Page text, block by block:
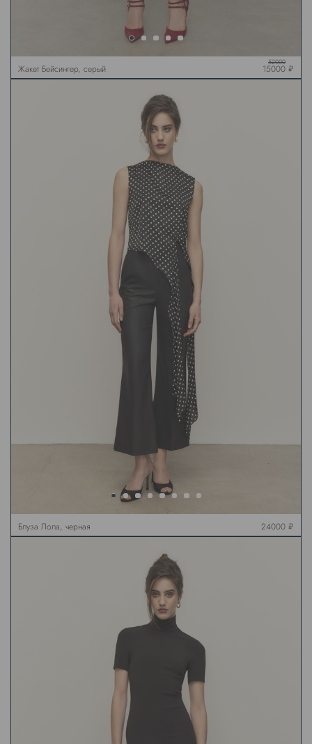
Жакет Бейсингер, серый
52000
15000 ₽
Блуза Лола, черная 24000 ₽